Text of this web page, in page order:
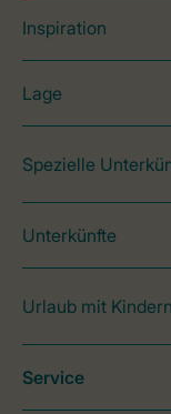
Inspiration
Lage
Spezielle
Unterkünfte
Urlaub mit Kindern
Service